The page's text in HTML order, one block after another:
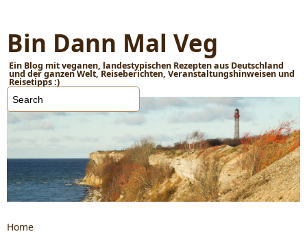
Bin Dann Mal Veg
Ein Blog mit veganen, landestypischen Rezepten aus Deutschland
und der ganzen Welt, Reiseberichten, Veranstaltungshinweisen und
Reisetipps :)
Home